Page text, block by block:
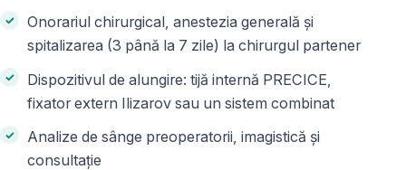
Onorariul chirurgical, anestezia generală și
spitalizarea (3 până la 7 zile) la chirurgul partener
Dispozitivul de alungire: tijă internă PRECICE,
fixator extern Ilizarov sau un sistem combinat
Analize de sânge preoperatorii, imagistică și
consultație